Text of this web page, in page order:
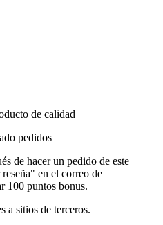
de calidad
pedidos
de hacer un pedido de este
en el correo de
100 puntos bonus.
a sitios de terceros.